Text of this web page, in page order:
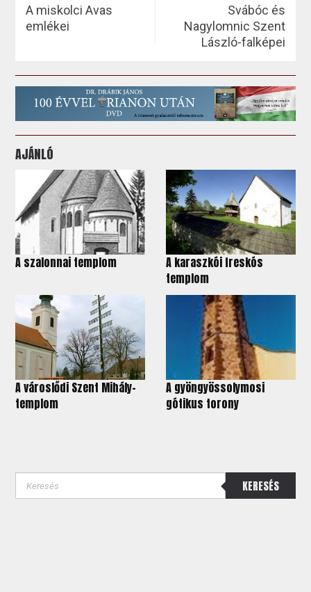
A miskolci Avas
emlékei
Svábóc és
Nagylomnic Szent
László-falképei
AJÁNLÓ
A szalonnai templom
A karaszkói freskós
templom
A városlődi Szent Mihály-
templom
A gyöngyössolymosi
gótikus torony
KERESÉS